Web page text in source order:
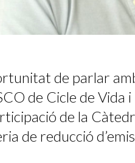
de parlar
de Cicle de Vida
de la
de reducció